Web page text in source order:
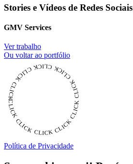
Stories e Vídeos de Redes Sociais
GMV Services
Ver trabalho
Ou voltar ao portfólio
CLICK CLICK CLICK CLICK CLICK CLICK CLICK CLICK CLICK CLICK CLICK
Política de Privacidade